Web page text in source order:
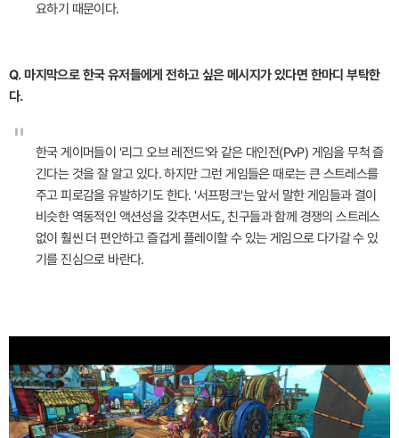
요하기 때문이다.
Q. 마지막으로 한국 유저들에게 전하고 싶은 메시지가 있다면 한마디 부탁한
다.
"
한국 게이머들이 '리그 오브 레전드'와 같은 대인전(PvP) 게임을 무척 즐
긴다는 것을 잘 알고 있다. 하지만 그런 게임들은 때로는 큰 스트레스를
주고 피로감을 유발하기도 한다. '서프펑크'는 앞서 말한 게임들과 결이
비슷한 역동적인 액션성을 갖추면서도, 친구들과 함께 경쟁의 스트레스
없이 훨씬 더 편안하고 즐겁게 플레이할 수 있는 게임으로 다가갈 수 있
기를 진심으로 바란다.